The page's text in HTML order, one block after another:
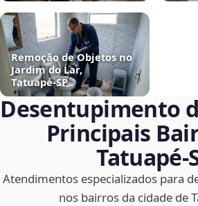
Remoção de Objetos no
Jardim do Lar,
Tatuapé‑SP
Desentupimento
Principais
Atendimentos especializados para
nos bairros da cidade de